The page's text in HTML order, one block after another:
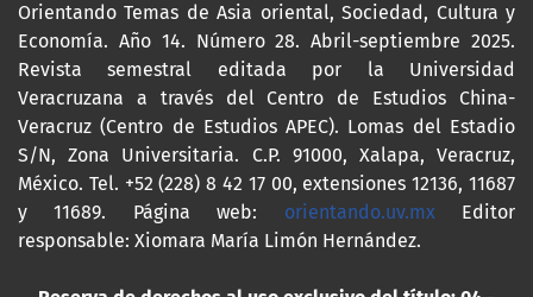
Orientando Temas de Asia oriental, Sociedad, Cultura y
Economía. Año 14. Número 28. Abril-septiembre 2025.
Revista semestral editada por la Universidad
Veracruzana a través del Centro de Estudios China-
Veracruz (Centro de Estudios APEC). Lomas del Estadio
S/N, Zona Universitaria. C.P. 91000, Xalapa, Veracruz,
México. Tel. +52 (228) 8 42 17 00, extensiones 12136, 11687
y 11689. Página web: orientando.uv.mxEditor
responsable: Xiomara María Limón Hernández.